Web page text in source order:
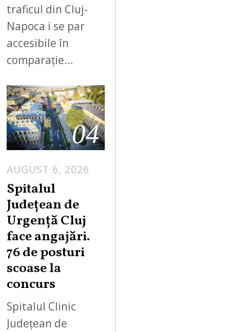
traficul din Cluj-
Napoca i se par
accesibile în
comparație…
04
AUGUST 6, 2026
Spitalul
Județean de
Urgență Cluj
face angajări.
76 de posturi
scoase la
concurs
Spitalul Clinic
Județean de